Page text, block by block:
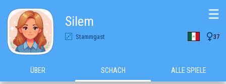
Silem
Stammgast 37
☰
ÜBER SCHACH ALLE SPIELE